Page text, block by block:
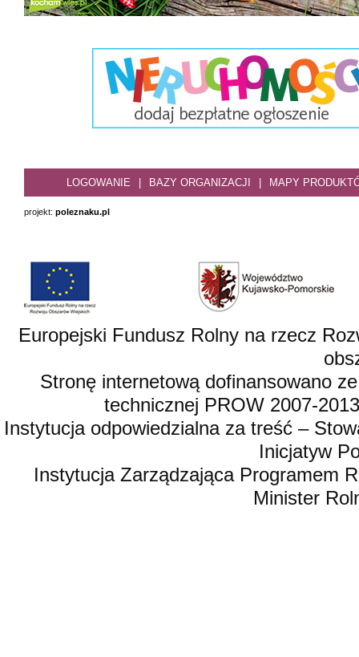
LOGOWANIE BAZY ORGANIZACJI MAPY
projekt: poleznaku.pl
Europejski Fundusz Rolny na rzecz
Stronę internetową dofinansowano
technicznej PROW 2007-
Instytucja odpowiedzialna za treść –
Inicjatyw
Instytucja Zarządzająca Programem
Minister